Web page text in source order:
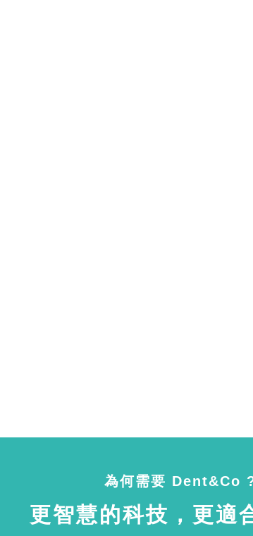
為何需要 Dent&Co
更智慧的科技，更適